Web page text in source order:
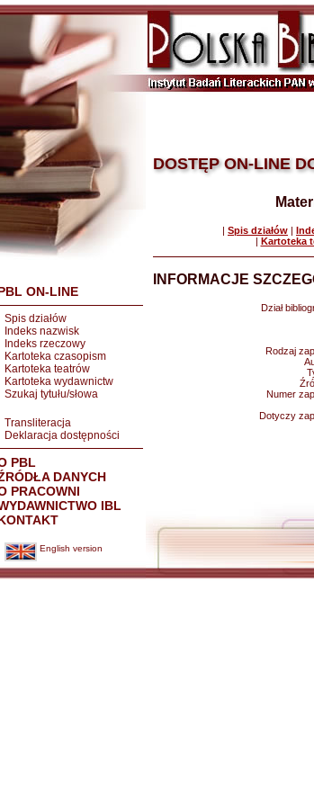
ON-LINE
Spis działów
Indeks nazwisk
Indeks rzeczowy
Kartoteka czasopism
Kartoteka teatrów
Kartoteka wydawnictw
Szukaj tytułu/słowa
Transliteracja
Deklaracja dostępności
PBL
DANYCH
PRACOWNI
IBL
English version
DOSTĘP ON-LINE
| Spis działów |
| Kartoteka
INFORMACJE
Dział
Rodzaj
Numer
Dotyczy